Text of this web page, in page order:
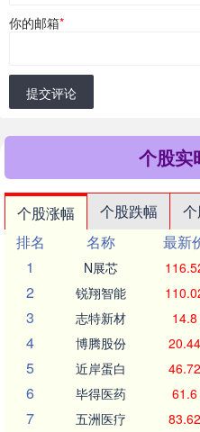
你的邮箱*
提交评论
个股实
个股涨幅 个股跌幅
排名
名称 最新
1
N展芯
2 锐翔智能
3 志特新材 14.8
4 博腾股份 20.44
5 近岸蛋白 46.72
6 毕得医药 61.6
7 五洲医疗 83.62